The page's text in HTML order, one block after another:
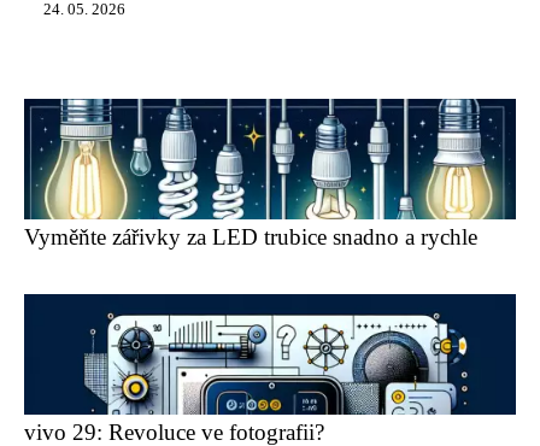
24. 05. 2026
Vyměňte zářivky za LED trubice snadno a rychle
vivo 29: Revoluce ve fotografii?